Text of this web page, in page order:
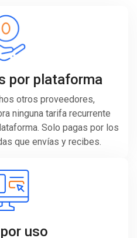
por plataforma
otros proveedores,
ninguna tarifa recurrente
Solo pagas por los
que envías y recibes.
uso